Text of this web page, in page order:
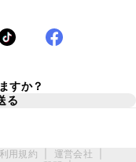
すか？
る
利用規約 運営会社